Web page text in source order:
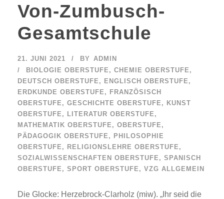
Von-Zumbusch-
Gesamtschule
21. JUNI 2021 BY
ADMIN
BIOLOGIE OBERSTUFE , CHEMIE OBERSTUFE ,
DEUTSCH OBERSTUFE , ENGLISCH OBERSTUFE ,
ERDKUNDE OBERSTUFE , FRANZÖSISCH
OBERSTUFE , GESCHICHTE OBERSTUFE , KUNST
OBERSTUFE , LITERATUR OBERSTUFE ,
MATHEMATIK OBERSTUFE , OBERSTUFE ,
PÄDAGOGIK OBERSTUFE , PHILOSOPHIE
OBERSTUFE , RELIGIONSLEHRE OBERSTUFE ,
SOZIALWISSENSCHAFTEN OBERSTUFE , SPANISCH
OBERSTUFE , SPORT OBERSTUFE , VZG ALLGEMEIN
Die Glocke: Herzebrock-Clarholz (miw). „Ihr seid die